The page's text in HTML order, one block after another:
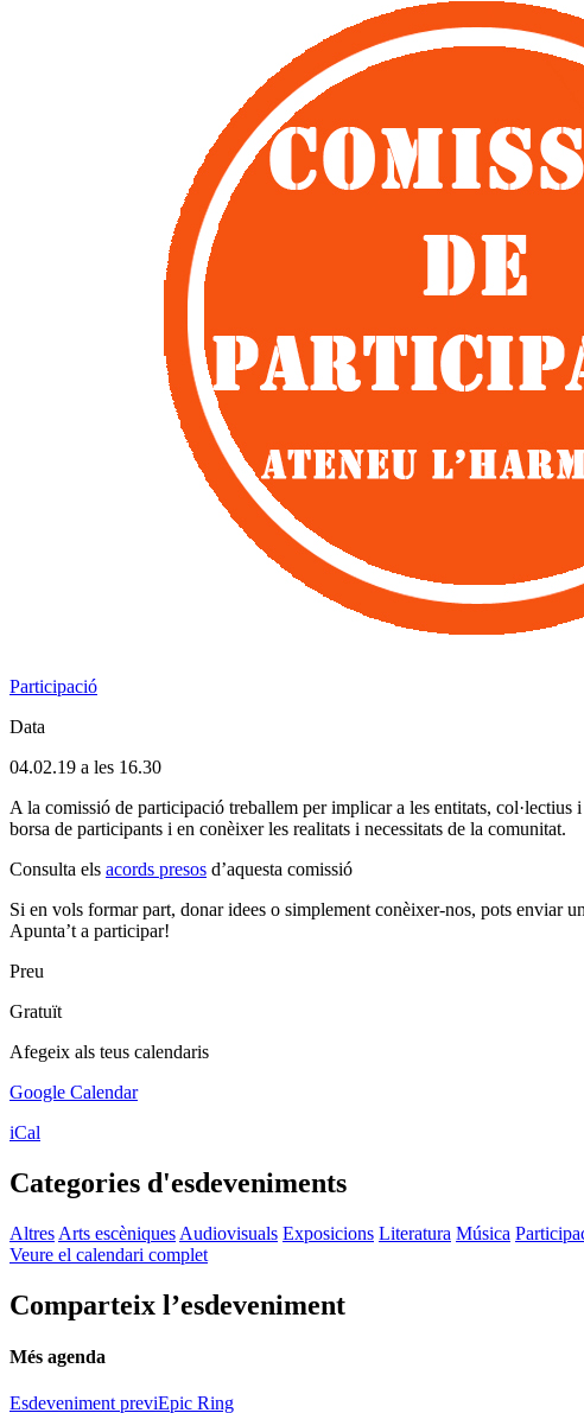
Participació
Data
04.02.19 a les 16.30
A la comissió de participació treballem per implicar a les entitats,
borsa de participants i en conèixer les realitats i necessitats de la comunitat.
Consulta els acords presos d’aquesta comissió
Si en vols formar part, donar idees o simplement conèixer-nos, pots enviar
Apunta’t a participar!
Preu
Gratuït
Afegeix als teus calendaris
Google Calendar
iCal
Categories d'esdeveniments
Altres Arts escèniques Audiovisuals Exposicions Literatura Música
Veure el calendari complet
Comparteix l’esdeveniment
Més agenda
Esdeveniment previEpic Ring